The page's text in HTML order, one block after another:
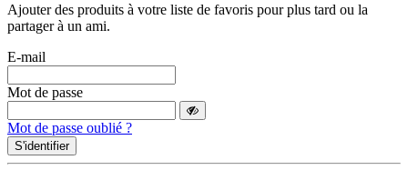
Ajouter des produits à votre liste de favoris pour plus tard ou la
partager à un ami.
E-mail
Mot de passe
Mot de passe oublié ?
S'identifier